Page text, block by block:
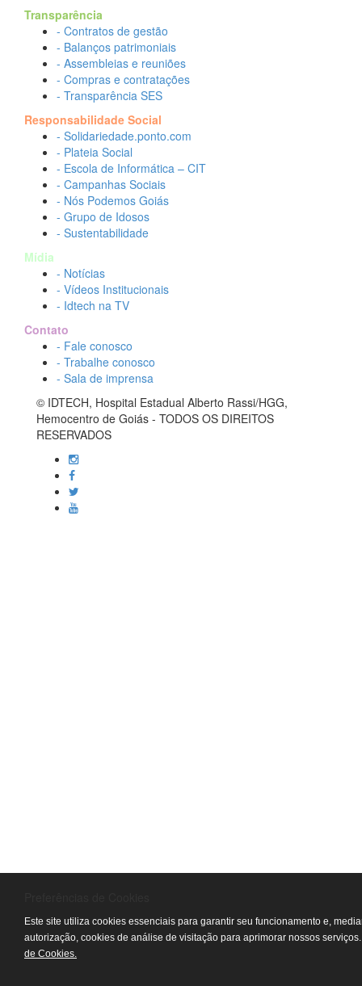
Transparência
- Contratos de gestão
- Balanços patrimoniais
- Assembleias e reuniões
- Compras e contratações
- Transparência SES
Responsabilidade Social
- Solidariedade.ponto.com
- Plateia Social
- Escola de Informática – CIT
- Campanhas Sociais
- Nós Podemos Goiás
- Grupo de Idosos
- Sustentabilidade
Mídia
- Notícias
- Vídeos Institucionais
- Idtech na TV
Contato
- Fale conosco
- Trabalhe conosco
- Sala de imprensa
© IDTECH, Hospital Estadual Alberto Rassi/HGG,
Hemocentro de Goiás - TODOS OS DIREITOS
RESERVADOS
Este site utiliza cookies essenciais para garantir seu funcionamento e,
autorização, cookies de análise de visitação para aprimorar nossos serviços.
de Cookies.